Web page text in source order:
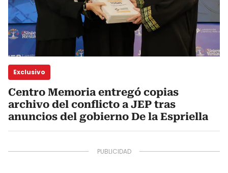
Exclusivo
Centro Memoria entregó copias
archivo del conflicto a JEP tras
anuncios del gobierno De la Espriella